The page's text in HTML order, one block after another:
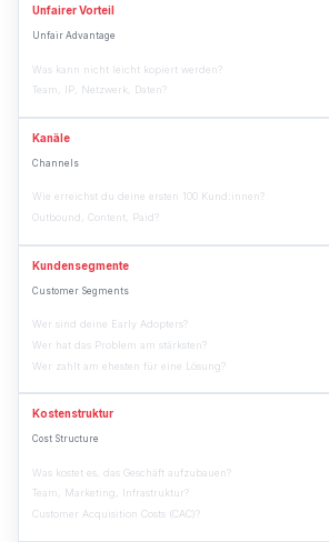
Unfairer Vorteil
Unfair Advantage
Was kann nicht leicht kopiert werden?
Team, IP, Netzwerk, Daten?
Kanäle
Channels
Wie erreichst du deine ersten 100 Kund:innen?
Outbound, Content, Paid?
Kundensegmente
Customer Segments
Wer sind deine Early Adopters?
Wer hat das Problem am stärksten?
Wer zahlt am ehesten für eine Lösung?
Kostenstruktur
Cost Structure
Was kostet es, das Geschäft aufzubauen?
Team, Marketing, Infrastruktur?
Customer Acquisition Costs (CAC)?